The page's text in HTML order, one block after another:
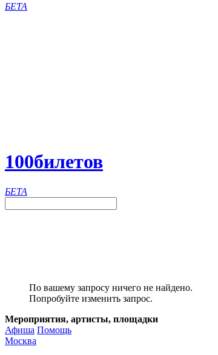
БЕТА
100билетов
БЕТА
По вашему запросу ничего не найдено.
Попробуйте изменить запрос.
Мероприятия, артисты, площадки
Афиша Помощь
Москва